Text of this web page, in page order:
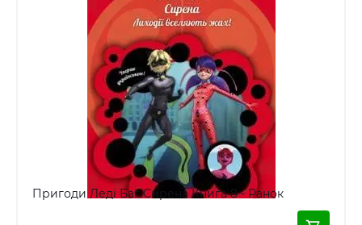
Пригоди Леді Баг Сирена Книга 8 - Ранок